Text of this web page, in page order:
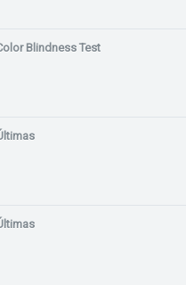
Blindness Test